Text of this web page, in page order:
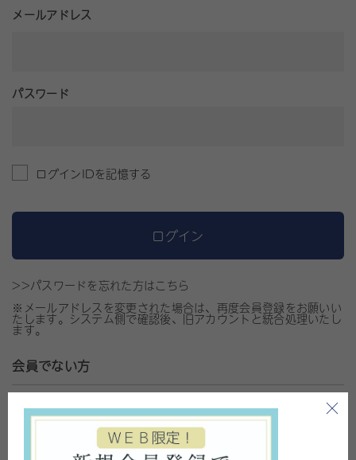
メールアドレス
パスワード
ログインIDを記憶する
ログイン
>>パスワードを忘れた方はこちら
※メールアドレスを変更された場合は、再度会員登録をお願いい
たします。システム側で確認後、旧アカウントと統合処理いたし
ます。
会員でない方
会員登録がお済みで無い方はこちらから登録をお願いいたしま